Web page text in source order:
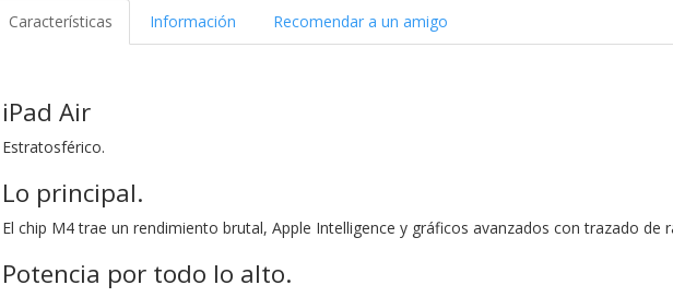
Características Información Recomendar a un amigo
iPad Air
Estratosférico.
Lo principal.
El chip M4 trae un rendimiento brutal, Apple Intelligence y gráficos avanzados con trazado de
Potencia por todo lo alto.